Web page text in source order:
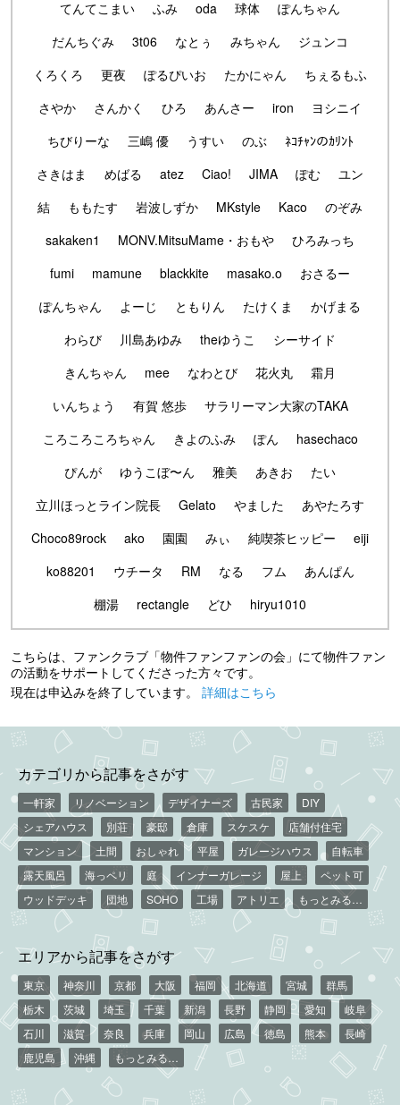
てんてこまい
ふみ oda 球体
ぽんちゃん
だんちぐみ
3t06 なとぅ みちゃん
ジュンコ
くろくろ
更夜 ぽるぴいお たかにゃん
ちぇるもふ
さやか
さんかく ひろ あんさー iron
ヨシニイ
ちびりーな
三嶋 優 うすい のぶ
ﾈｺﾁｬﾝのｶﾘﾝﾄ
さきはま
めばる atez Ciao! JIMA ぽむ
ユン
結
ももたす 岩波しずか MKstyle Kaco
のぞみ
sakaken1
MONV.MitsuMame・おもや
ひろみっち
fumi
mamune blackkite masako.o
おさるー
ぽんちゃん
よーじ ともりん たけくま
かげまる
わらび
川島あゆみ theゆうこ
シーサイド
きんちゃん
mee なわとび 花火丸
霜月
いんちょう
有賀 悠歩
サラリーマン大家のTAKA
ころころころちゃん
きよのふみ ぽん
hasechaco
ぴんが
ゆうこぼ〜ん 雅美 あきお
たい
立川ほっとライン院長
Gelato やました
あやたろす
Choco89rock
ako 園園 みぃ 純喫茶ヒッピー
eiji
ko88201
ウチータ RM なる フム
あんぱん
棚湯
rectangle どひ hiryu1010
こちらは、ファンクラブ「物件ファンファンの会」にて物件ファン
の活動をサポートしてくださった方々です。
現在は申込みを終了しています。 詳細はこちら
カテゴリから記事をさがす
一軒家 リノベーション デザイナーズ 古民家
DIY
シェアハウス
別荘 豪邸 倉庫 スケスケ
店舗付住宅
マンション
土間 おしゃれ 平屋 ガレージハウス
自転車
露天風呂
海っペリ 庭 インナーガレージ 屋上
ペット可
ウッドデッキ
団地 SOHO 工場 アトリエ もっとみる…
エリアから記事をさがす
東京 神奈川 京都 大阪 福岡 北海道 宮城
群馬
栃木
茨城 埼玉 千葉 新潟 長野 静岡 愛知
岐阜
石川
滋賀 奈良 兵庫 岡山 広島 徳島 熊本
長崎
鹿児島
沖縄 もっとみる…